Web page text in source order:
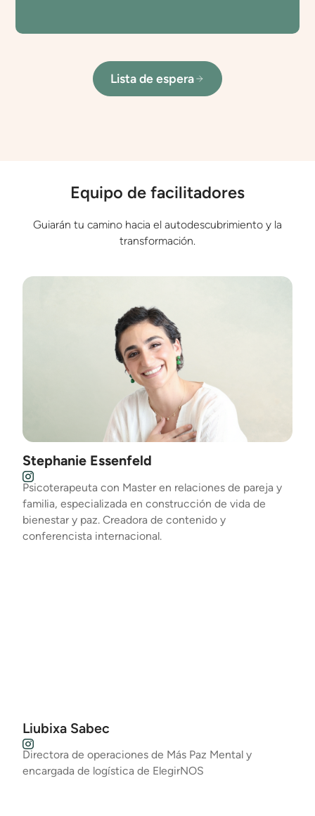
Lista de espera
Equipo de facilitadores
Guiarán tu camino hacia el autodescubrimiento y la
transformación.
Stephanie Essenfeld
Psicoterapeuta con Master en relaciones de pareja y
familia, especializada en construcción de vida de
bienestar y paz. Creadora de contenido y
conferencista internacional.
Liubixa Sabec
Directora de operaciones de Más Paz Mental y
encargada de logística de ElegirNOS